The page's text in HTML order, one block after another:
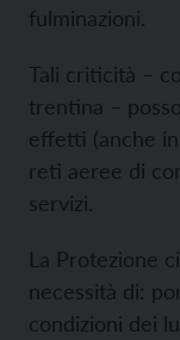
fulminazioni.
Tali criticità –
trentina –
effetti (anche
reti aeree di
servizi.
La Protezione
necessità di:
condizioni dei